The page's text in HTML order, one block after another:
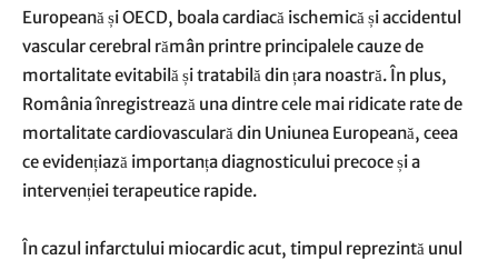
Europeană și OECD, boala cardiacă ischemică și accidentul
vascular cerebral rămân printre principalele cauze de
mortalitate evitabilă și tratabilă din țara noastră. În plus,
România înregistrează una dintre cele mai ridicate rate de
mortalitate cardiovasculară din Uniunea Europeană, ceea
ce evidențiază importanța diagnosticului precoce și a
intervenției terapeutice rapide.
În cazul infarctului miocardic acut, timpul reprezintă unul